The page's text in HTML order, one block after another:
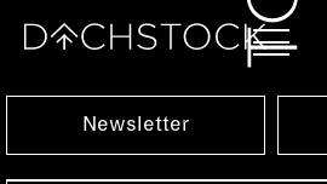
Sa, 06.05.2017
Newsletter